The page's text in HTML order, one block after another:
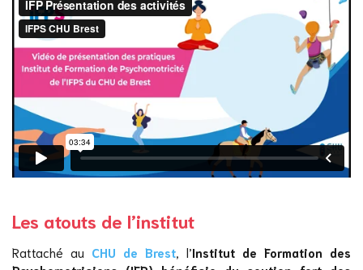
Les atouts de l’institut
Rattaché au CHU de Brest, l’Institut de Formation des